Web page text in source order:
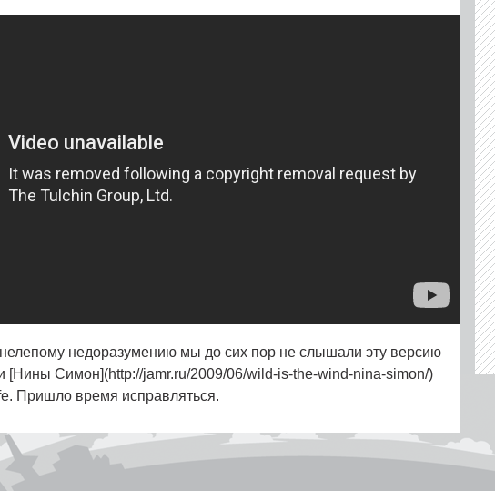
недоразумению мы до сих пор не слышали эту версию
[Нины Симон](http://jamr.ru/2009/06/wild-is-the-wind-nina-simon/)
Пришло время исправляться.